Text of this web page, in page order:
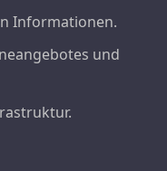
Informationen.
und